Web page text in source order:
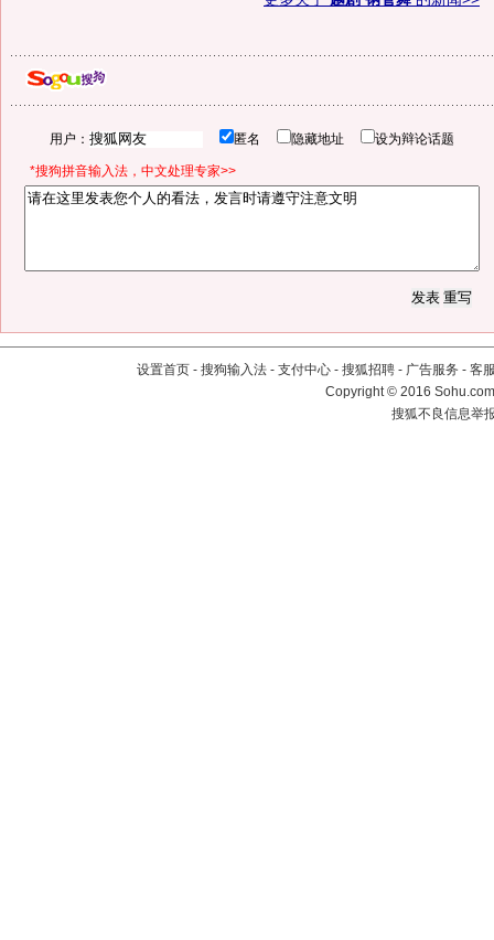
用户： 匿名 隐藏地址 设为辩论话题
*搜狗拼音输入法，中文处理专家>>
设置首页 - 搜狗输入法 - 支付中心 - 搜狐招聘 - 广告服务 - 客
Copyright©2016
搜狐不良信息举